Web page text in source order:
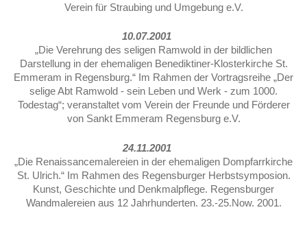
Verein für Straubing und Umgebung e.V.
10.07.2001
„Die Verehrung des seligen Ramwold in der bildlichen
Darstellung in der ehemaligen Benediktiner-Klosterkirche St.
Emmeram in Regens­burg.“ Im Rahmen der Vortragsreihe „Der
selige Abt Ramwold - sein Leben und Werk - zum 1000.
Todestag“; veranstaltet vom Verein der Freunde und Förderer
von Sankt Emmeram Regensburg e.V.
24.11.2001
„Die Renaissancemalereien in der ehemaligen Dompfarrkirche
St. Ulrich.“ Im Rahmen des Regensburger Herbstsymposion.
Kunst, Geschichte und Denkmalpflege. Regensburger
Wandmalereien aus 12 Jahrhunderten. 23.-25.Now. 2001.